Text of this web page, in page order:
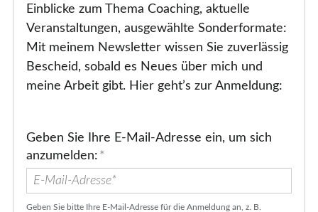
Einblicke zum Thema Coaching, aktuelle
Veranstaltungen, ausgewählte Sonderformate:
Mit meinem Newsletter wissen Sie zuverlässig
Bescheid, sobald es Neues über mich und
meine Arbeit gibt. Hier geht’s zur Anmeldung:
Geben Sie Ihre E-Mail-Adresse ein, um sich
anzumelden: *
Geben Sie bitte Ihre E-Mail-Adresse für die Anmeldung an, z. B.